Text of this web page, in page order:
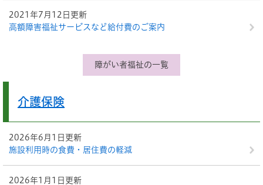
2021年7月12日更新
高額障害福祉サービスなど給付費のご案内
障がい者福祉の一覧
介護保険
2026年6月1日更新
施設利用時の食費・居住費の軽減
2026年1月1日更新